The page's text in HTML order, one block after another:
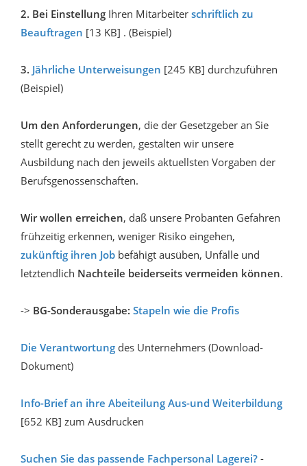
2. Bei Einstellung Ihren Mitarbeiter schriftlich zu
Beauftragen [13 KB] . (Beispiel)
3. Jährliche Unterweisungen [245 KB] durchzuführen
(Beispiel)
Um den Anforderungen, die der Gesetzgeber an Sie
stellt gerecht zu werden, gestalten wir unsere
Ausbildung nach den jeweils aktuellsten Vorgaben der
Berufsgenossenschaften.
Wir wollen erreichen, daß unsere Probanten Gefahren
frühzeitig erkennen, weniger Risiko eingehen,
zukünftig ihren Job befähigt ausüben, Unfälle und
letztendlich Nachteile beiderseits vermeiden können.
-> BG-Sonderausgabe: Stapeln wie die Profis
Die Verantwortung des Unternehmers (Download-
Dokument)
Info-Brief an ihre Abeiteilung Aus-und Weiterbildung
[652 KB] zum Ausdrucken
Suchen Sie das passende Fachpersonal Lagerei? -